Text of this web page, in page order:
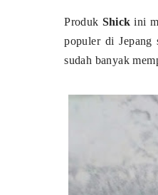
Produk Shick ini
populer di Jepang
sudah banyak